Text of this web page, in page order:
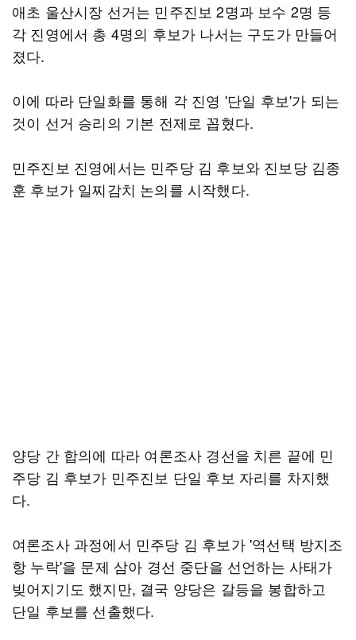
애초 울산시장 선거는 민주진보 2명과 보수 2명 등
각 진영에서 총 4명의 후보가 나서는 구도가 만들어
졌다.
이에 따라 단일화를 통해 각 진영 '단일 후보'가 되는
것이 선거 승리의 기본 전제로 꼽혔다.
민주진보 진영에서는 민주당 김 후보와 진보당 김종
훈 후보가 일찌감치 논의를 시작했다.
양당 간 합의에 따라 여론조사 경선을 치른 끝에 민
주당 김 후보가 민주진보 단일 후보 자리를 차지했
다.
여론조사 과정에서 민주당 김 후보가 '역선택 방지조
항 누락'을 문제 삼아 경선 중단을 선언하는 사태가
빚어지기도 했지만, 결국 양당은 갈등을 봉합하고
단일 후보를 선출했다.